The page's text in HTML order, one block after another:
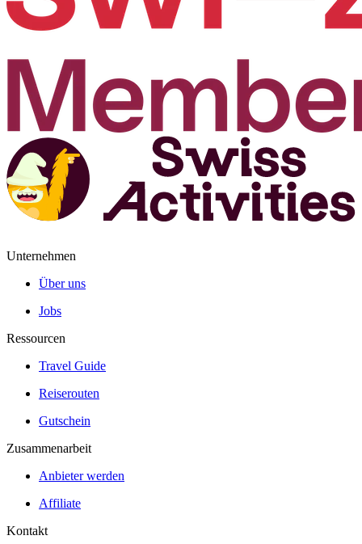
Unternehmen
Über uns
Jobs
Ressourcen
Travel Guide
Reiserouten
Gutschein
Zusammenarbeit
Anbieter werden
Affiliate
Kontakt